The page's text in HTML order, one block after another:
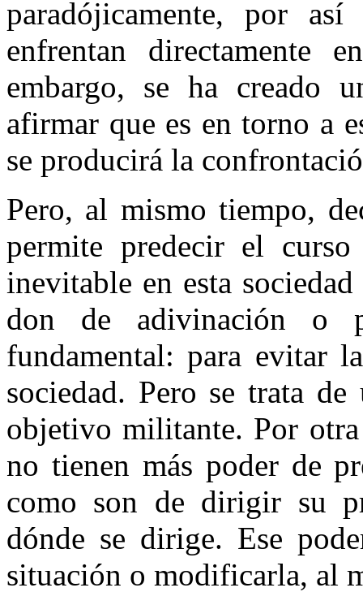
paradójicamente, por
enfrentan directamente
embargo, se ha creado
afirmar que es en torno a
se producirá la
Pero, al mismo tiempo,
permite predecir el
inevitable en esta
don de adivinación o
fundamental: para evitar
sociedad. Pero se trata
objetivo militante. Por otra
no tienen más poder de
como son de dirigir su
dónde se dirige. Ese
situación o modificarla, al